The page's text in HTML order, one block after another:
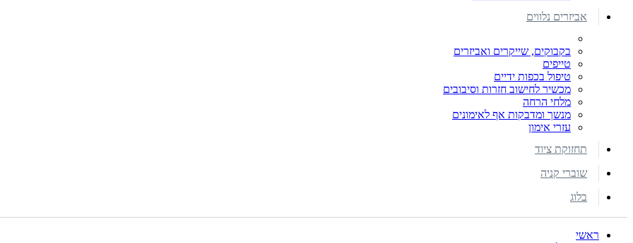
אביזרים נלווים
בקבוקים, שייקרים ואביזרים
טייפים
טיפול בכפות ידיים
מכשיר לחישוב חזרות וסיבובים
מלחי הרחה
מנשך ומדבקות אף לאימונים
עזרי אימון
תחזוקת ציוד
שוברי קניה
בלוג
ראשי